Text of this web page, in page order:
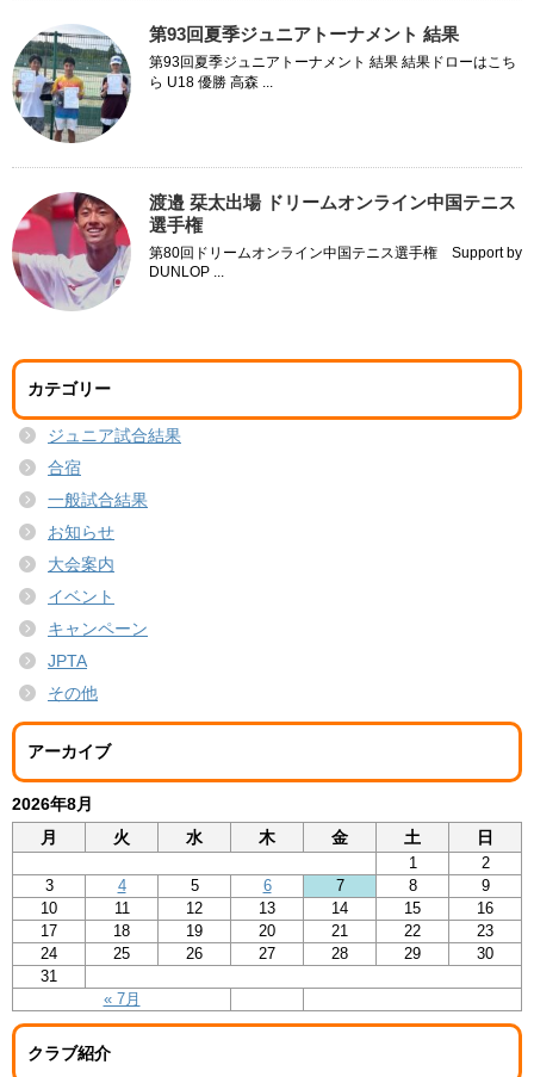
第93回夏季ジュニアトーナメント 結果
第93回夏季ジュニアトーナメント 結果 結果ドローはこち
ら U18 優勝 高森 ...
渡邉 栞太出場 ドリームオンライン中国テニス
選手権
第80回ドリームオンライン中国テニス選手権 Support by
DUNLOP ...
カテゴリー
ジュニア試合結果
合宿
一般試合結果
お知らせ
大会案内
イベント
キャンペーン
JPTA
その他
アーカイブ
2026年8月
月
火 水 木 金 土 日
« 7月
1
2
3
4 5 6 7 8
9
10
11 12 13 14 15
16
17
18 19 20 21 22
23
24
25 26 27 28 29
30
31
クラブ紹介